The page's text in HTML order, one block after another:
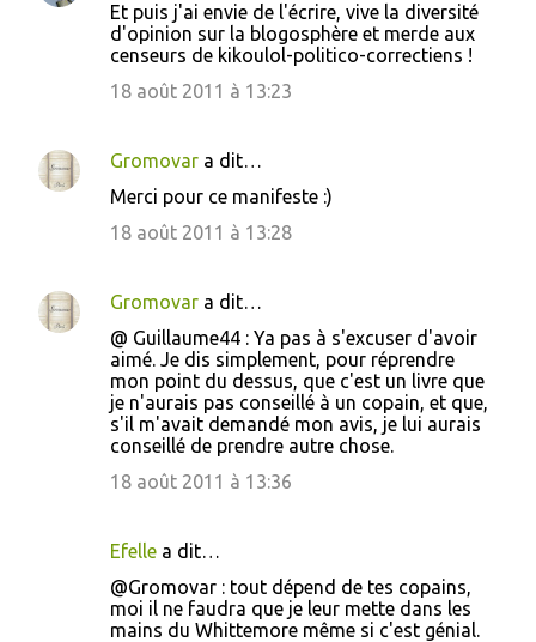
Et puis j'ai envie de l'écrire, vive la diversité
d'opinion sur la blogosphère et merde aux
censeurs de kikoulol-politico-correctiens !
18 août 2011 à 13:23
Gromovar a dit…
Merci pour ce manifeste :)
18 août 2011 à 13:28
Gromovar a dit…
@ Guillaume44 : Ya pas à s'excuser d'avoir
aimé. Je dis simplement, pour réprendre
mon point du dessus, que c'est un livre que
je n'aurais pas conseillé à un copain, et que,
s'il m'avait demandé mon avis, je lui aurais
conseillé de prendre autre chose.
18 août 2011 à 13:36
Efelle a dit…
@Gromovar : tout dépend de tes copains,
moi il ne faudra que je leur mette dans les
mains du Whittemore même si c'est génial.